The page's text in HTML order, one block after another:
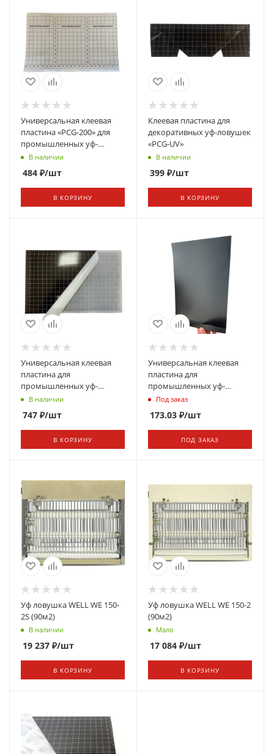
Универсальная клеевая
пластина «PCG-200» для
промышленных уф-
ловушек с разметкой
В наличии
484 ₽/шт
В КОРЗИНУ
Клеевая пластина для
декоративных уф-ловушек
«PCG-UV»
В наличии
399 ₽/шт
В КОРЗИНУ
Универсальная клеевая
пластина для
промышленных уф-
ловушек «PCG-UV»
В наличии
747 ₽/шт
В КОРЗИНУ
Универсальная клеевая
пластина для
промышленных уф-
ловушек «PCG-UV» 230х348
Под заказ
173.03 ₽/шт
ПОД ЗАКАЗ
Уф ловушка WELL WE 150-
2S (90м2)
В наличии
19 237 ₽/шт
В КОРЗИНУ
Уф ловушка WELL WE 150-2
(90м2)
Мало
17 084 ₽/шт
В КОРЗИНУ